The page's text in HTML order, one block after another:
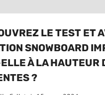
LE TEST ET
SNOWBOARD
À LA HAUTEUR
?